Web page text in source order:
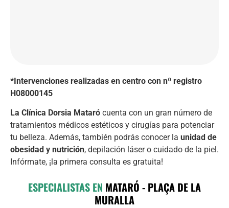
*Intervenciones realizadas en centro con nº registro
H08000145
La Clínica Dorsia Mataró cuenta con un gran número de
tratamientos médicos estéticos y cirugías para potenciar
tu belleza. Además, también podrás conocer la unidad de
obesidad y nutrición, depilación láser o cuidado de la piel.
Infórmate, ¡la primera consulta es gratuita!
ESPECIALISTAS EN MATARÓ - PLAÇA DE LA
MURALLA